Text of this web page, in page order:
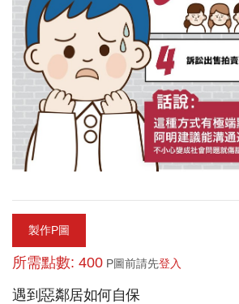
製作P圖
所需點數: 400 P圖前請先登入
遇到惡鄰居如何自保